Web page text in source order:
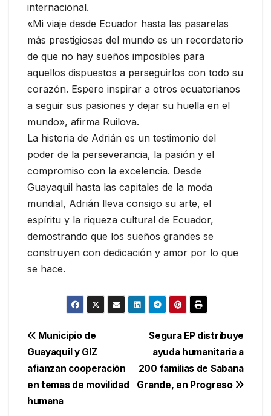
internacional.
«Mi viaje desde Ecuador hasta las pasarelas
más prestigiosas del mundo es un recordatorio
de que no hay sueños imposibles para
aquellos dispuestos a perseguirlos con todo su
corazón. Espero inspirar a otros ecuatorianos
a seguir sus pasiones y dejar su huella en el
mundo», afirma Ruilova.
La historia de Adrián es un testimonio del
poder de la perseverancia, la pasión y el
compromiso con la excelencia. Desde
Guayaquil hasta las capitales de la moda
mundial, Adrián lleva consigo su arte, el
espíritu y la riqueza cultural de Ecuador,
demostrando que los sueños grandes se
construyen con dedicación y amor por lo que
se hace.
Navegación
de
entradas
Segura EP distribuye
ayuda humanitaria a
200 familias de Sabana
Grande, en Progreso
Municipio de
Guayaquil y GIZ
afianzan cooperación
en temas de movilidad
humana